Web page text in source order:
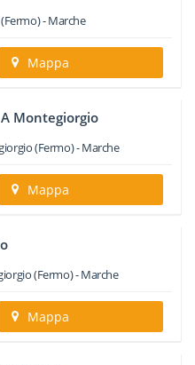
(Fermo) -Marche
Mappa
Montegiorgio
(Fermo) -Marche
Mappa
(Fermo) -Marche
Mappa